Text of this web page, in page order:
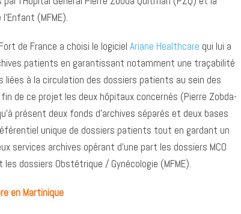
(MFME).
de France a choisi le logiciel Ariane Healthcare qui lui a
patients en garantissant notamment une traçabilité
à la circulation des dossiers patients au sein des
de ce projet les deux hôpitaux concernés (Pierre Zobda-
présent deux fonds d’archives séparés et deux bases
unique de dossiers patients tout en gardant un
services archives opérant d’une part les dossiers MCO
dossiers Obstétrique / Gynécologie (MFME).
en Martinique